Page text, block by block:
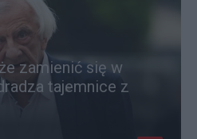
zamienić się w
tajemnice z